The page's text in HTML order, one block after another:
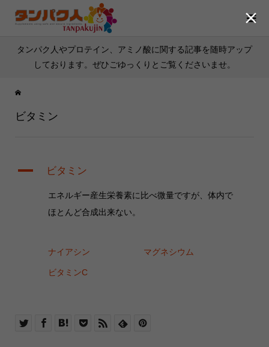
タンパク人やプロテイン、アミノ酸に関する記事を随時アップ
しております。ぜひごゆっくりとご覧くださいませ。
ビタミン
A ビタミン
エネルギー産生栄養素に比べ微量ですが、体内で
ほとんど合成出来ない。
ナイアシン マグネシウム
ビタミンC
